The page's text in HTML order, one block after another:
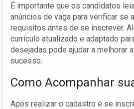
É importante que os candidatos
anúncios de vaga para verificar se
requisitos antes de se inscrever.
currículo atualizado e adaptado
desejadas pode ajudar a melhorar
sucesso.
Como Acompanhar
Após realizar o cadastro e se